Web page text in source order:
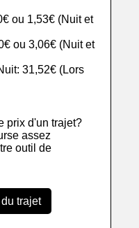
ou 1,53€ (Nuit et
ou 3,06€ (Nuit et
31,52€ (Lors
prix d'un trajet?
assez
outil de
trajet